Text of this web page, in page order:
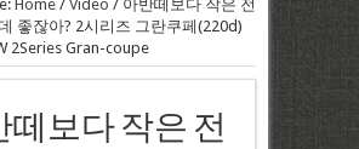
Home/ Video / 아반떼보다 작은 전
좋잖아? 2시리즈 그란쿠페(220d)
2Series Gran-coupe
떼보다 작은 전